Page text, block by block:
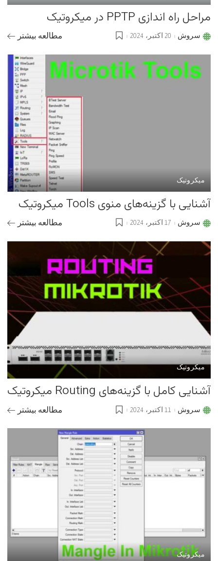
مراحل راه اندازی PPTP در میکروتیک
Postedسروش 20 اکتبر، 2024 مطالعه بیشتر
میکروتیک
آشنایی با گزینه‌های منوی Tools میکروتیک
Postedسروش 17 اکتبر، 2024 مطالعه بیشتر
میکروتیک
آشنایی کامل با گزینه‌های Routing میکروتیک
Postedسروش 11 اکتبر، 2024 مطالعه بیشتر
میکروتیک